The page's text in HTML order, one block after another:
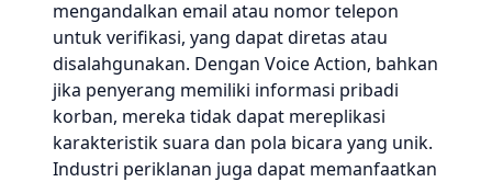
mengandalkan email atau nomor telepon
untuk verifikasi, yang dapat diretas atau
disalahgunakan. Dengan Voice Action, bahkan
jika penyerang memiliki informasi pribadi
korban, mereka tidak dapat mereplikasi
karakteristik suara dan pola bicara yang unik.
Industri periklanan juga dapat memanfaatkan